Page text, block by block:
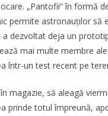
„Pantofii” în formă
permite astronauților să
a dezvoltat deja un
mai multe membre
într-un test recent pe
magazie, să aleagă
prinde totul împreună,